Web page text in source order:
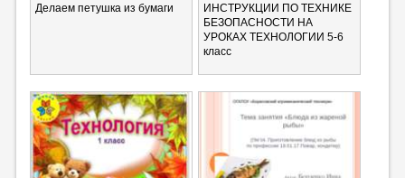
Делаем петушка из бумаги
ИНСТРУКЦИИ ПО ТЕХНИКЕ
БЕЗОПАСНОСТИ НА
УРОКАХ ТЕХНОЛОГИИ 5-6
класс